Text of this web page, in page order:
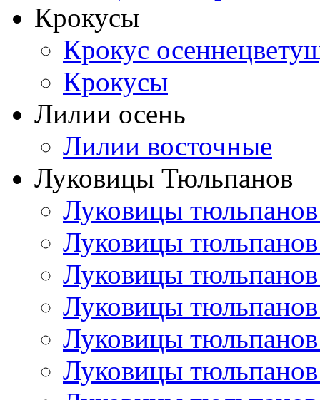
Крокусы
Крокус
Крокусы
Лилии осень
Лилии восточные
Луковицы Тюльпанов
Луковицы
Луковицы
Луковицы
Луковицы
Луковицы
Луковицы